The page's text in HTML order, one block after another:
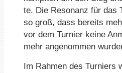
te. Die Re­so­nanz für das
so groß, dass be­reits
vor dem Tur­nier kei­ne
mehr an­ge­nom­men
Im Rah­men des Tur­niers